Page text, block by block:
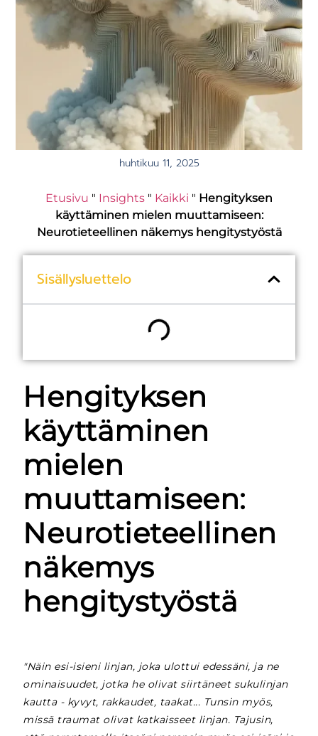
huhtikuu 11, 2025
Etusivu " Insights " Kaikki " Hengityksen
käyttäminen mielen muuttamiseen:
Neurotieteellinen näkemys hengitystyöstä
Sisällysluettelo
Hengityksen
käyttäminen
mielen
muuttamiseen:
Neurotieteellinen
näkemys
hengitystyöstä
"Näin esi-isieni linjan, joka ulottui edessäni, ja ne
ominaisuudet, jotka he olivat siirtäneet sukulinjan
kautta - kyvyt, rakkaudet, taakat... Tunsin myös,
missä traumat olivat katkaisseet linjan. Tajusin,